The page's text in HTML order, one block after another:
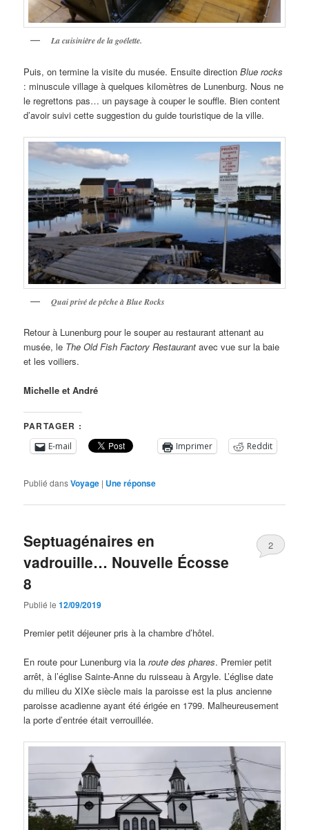
La cuisinière de la goélette.
Puis, on termine la visite du musée. Ensuite directionBlue rocks
: minuscule village à quelques kilomètres de Lunenburg. Nous ne
le regrettons pas… un paysage à couper le souffle. Bien content
d’avoir suivi cette suggestion du guide touristique de la ville.
Quai privé de pêche à Blue Rocks
Retour à Lunenburg pour le souper au restaurant attenant au
musée, le The Old Fish Factory Restaurant avec vue sur la baie
et les voiliers.
Michelle et André
PARTAGER :
E-mail Imprimer Reddit
Publié dansVoyage | Uneréponse
Septuagénaires en
vadrouille… Nouvelle Écosse
8
Publié le12/09/2019
2
Premier petit déjeuner pris à la chambre d’hôtel.
En route pour Lunenburg via laroute des phares. Premier petit
arrêt, à l’église Sainte-Anne du ruisseau à Argyle. L’église date
du milieu du XIXe siècle mais la paroisse est la plus ancienne
paroisse acadienne ayant été érigée en 1799. Malheureusement
la porte d’entrée était verrouillée.